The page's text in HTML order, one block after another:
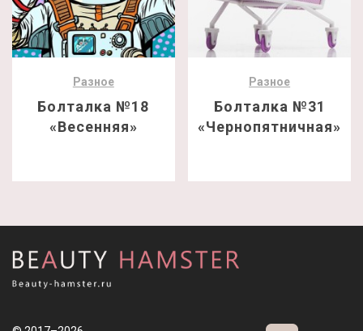
Разное
Болталка №18
«Весенняя»
Разное
Болталка №31
«Чернопятничная»